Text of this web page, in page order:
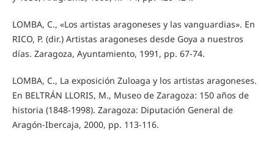
LOMBA, C., «Los artistas aragoneses y las vanguardias». En
RICO, P. (dir.) Artistas aragoneses desde Goya a nuestros
días. Zaragoza, Ayuntamiento, 1991, pp. 67-74.
LOMBA, C., La exposición Zuloaga y los artistas aragoneses.
En BELTRÁN LLORIS, M., Museo de Zaragoza: 150 años de
historia (1848-1998). Zaragoza: Diputación General de
Aragón-Ibercaja, 2000, pp. 113-116.